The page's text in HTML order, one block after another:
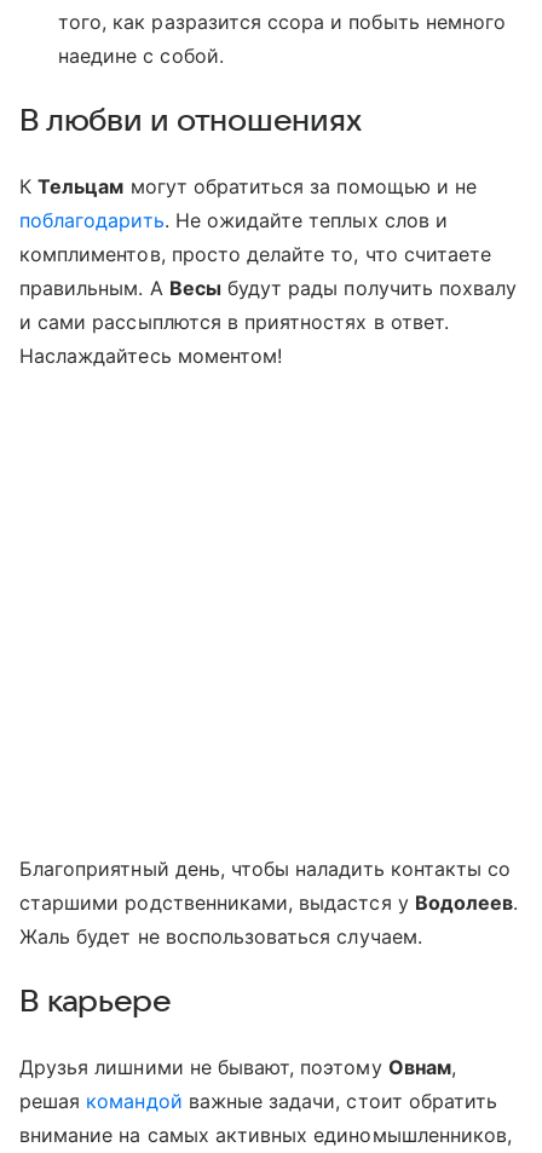
того, как разразится ссора и побыть немного
наедине с собой.
В любви и отношениях
КТельцам могут обратиться за помощью и не
поблагодарить. Не ожидайте теплых слов и
комплиментов, просто делайте то, что считаете
правильным. А Весы будут рады получить похвалу
и сами рассыплются в приятностях в ответ.
Наслаждайтесь моментом!
Благоприятный день, чтобы наладить контакты со
старшими родственниками, выдастся у Водолеев.
Жаль будет не воспользоваться случаем.
В карьере
Друзья лишними не бывают, поэтому Овнам,
решая командой важные задачи, стоит обратить
внимание на самых активных единомышленников,